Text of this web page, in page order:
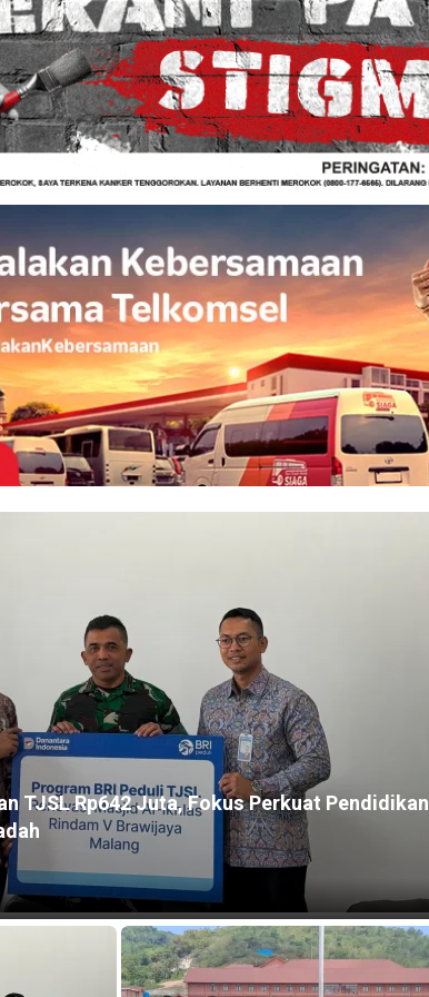
TJSL Rp642 Juta, Fokus Perkuat Pendidikan